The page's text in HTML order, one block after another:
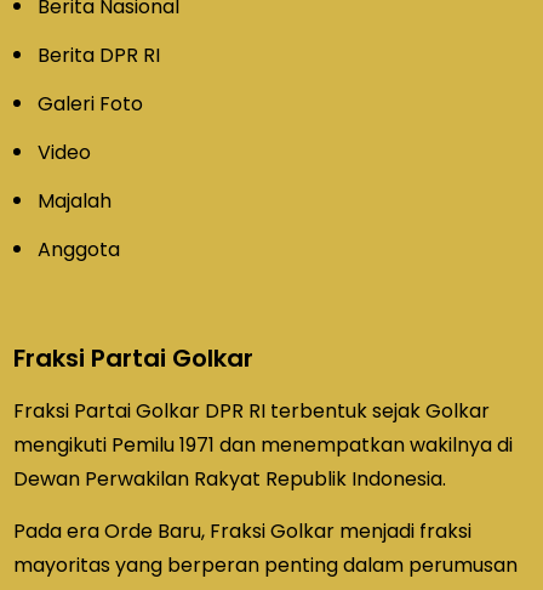
Berita Nasional
Berita DPR RI
Galeri Foto
Video
Majalah
Anggota
Fraksi Partai Golkar
Fraksi Partai Golkar DPR RI terbentuk sejak Golkar
mengikuti Pemilu 1971 dan menempatkan wakilnya di
Dewan Perwakilan Rakyat Republik Indonesia.
Pada era Orde Baru, Fraksi Golkar menjadi fraksi
mayoritas yang berperan penting dalam perumusan